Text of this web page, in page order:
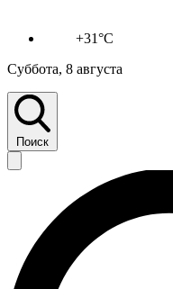
+31°C
Суббота, 8 августа
Поиск